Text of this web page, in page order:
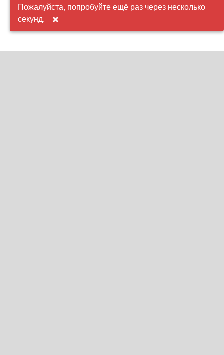
Пожалуйста, попробуйте ещё раз через несколько
секунд.